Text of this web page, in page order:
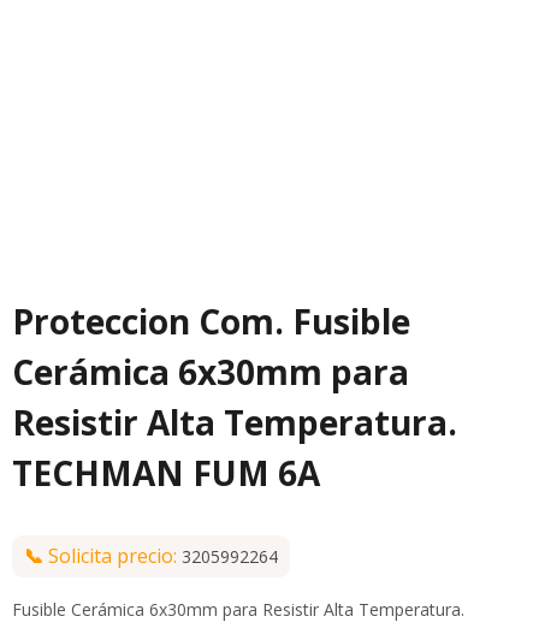
Proteccion Com. Fusible
Cerámica 6x30mm para
Resistir Alta Temperatura.
TECHMAN FUM 6A
📞 Solicita precio: 3205992264
Fusible Cerámica 6x30mm para Resistir Alta Temperatura.